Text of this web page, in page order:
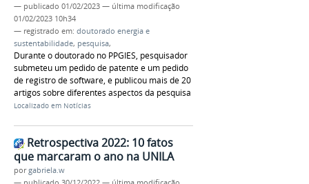
— publicado 01/02/2023 — última modificação
01/02/2023 10h34
— registrado em: doutorado energia e
sustentabilidade, pesquisa,
Durante o doutorado no PPGIES, pesquisador
submeteu um pedido de patente e um pedido
de registro de software, e publicou mais de 20
artigos sobre diferentes aspectos da pesquisa
Localizado em Notícias
Retrospectiva 2022: 10 fatos
que marcaram o ano na UNILA
porgabriela.w